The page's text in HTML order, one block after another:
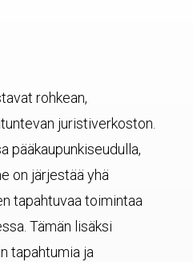
rohkean,
juristiverkoston.
pääkaupunkiseudulla,
on järjestää yhä
tapahtuvaa toimintaa
Tämän lisäksi
tapahtumia ja